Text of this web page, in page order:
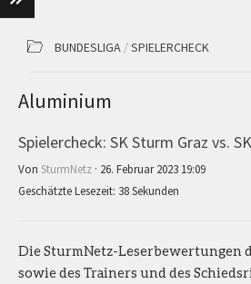
BUNDESLIGA /SPIELERCHECK
Aluminium
Spielercheck: SK Sturm Graz vs.
Von SturmNetz · 26. Februar 2023 19:09
Geschätzte Lesezeit: 38 Sekunden
Die SturmNetz-Leserbewertungen
sowie des Trainers und des